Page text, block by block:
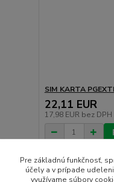
SIM KARTA
22,11 EUR
17,98 EUR bez DPH
Pre základnú funkčnosť,
účely a v prípade
využívame súbory